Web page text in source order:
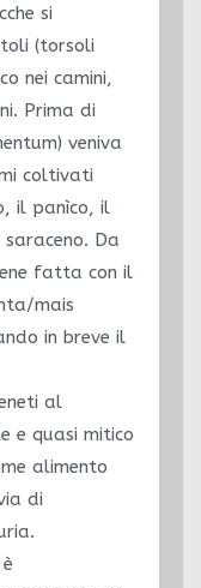
si
(torsoli
nei camini,
Prima di
veniva
coltivati
il panìco, il
Da
fatta con il
mais
in breve il
al
e quasi mitico
alimento
di